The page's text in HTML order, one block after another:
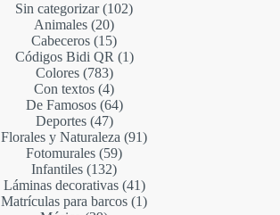
Sin categorizar 102
Animales 20
Cabeceros 15
Códigos Bidi QR
1
Colores 783
Con textos 4
De Famosos 64
Deportes 47
Florales y Naturaleza 91
Fotomurales 59
Infantiles 132
Láminas decorativas 41
Matrículas para barcos 1